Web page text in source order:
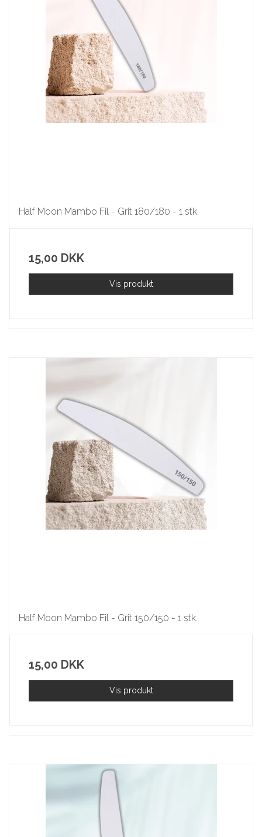
Half Moon Mambo Fil - Grit 180/180 - 1 stk.
15,00 DKK
Vis produkt
Half Moon Mambo Fil - Grit 150/150 - 1 stk.
15,00 DKK
Vis produkt